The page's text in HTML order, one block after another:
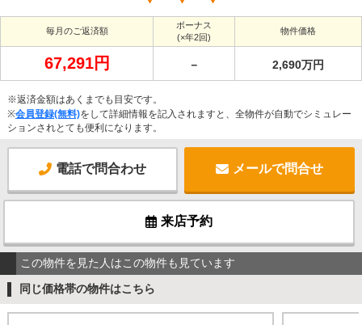
毎月のご返済額
ボーナス
(×年2回)
物件価格
67,291円 － 2,690万円
※返済金額はあくまでも目安です。
※会員登録(無料)をして詳細情報を記入されますと、全物件が自動でシミュレー
ションされとても便利になります。
電話で問合わせ メールで問合せ
来店予約
この物件を見た人はこの物件も見ています
同じ価格帯の物件はこちら